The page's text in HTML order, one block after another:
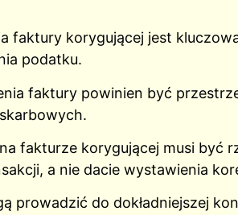
faktury korygującej jest
podatku.
faktury powinien być
fakturze korygującej musi być
a nie dacie wystawienia
prowadzić do dokładniejszej